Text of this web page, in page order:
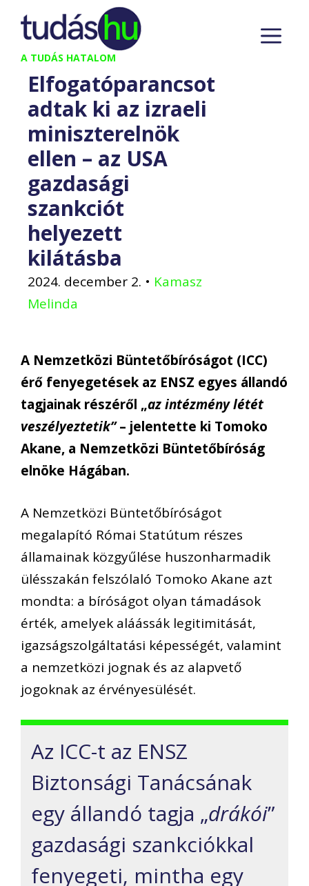
Kilépés
tartalomba
A TUDÁS HATALOM
Elfogatóparancsot
adtak ki az izraeli
miniszterelnök
ellen – az USA
gazdasági
szankciót
helyezett
kilátásba
2024. december 2. • Kamasz
Melinda
A Nemzetközi Büntetőbíróságot (ICC)
érő fenyegetések az ENSZ egyes állandó
tagjainak részéről „az intézmény létét
veszélyeztetik”– jelentette ki Tomoko
Akane, a Nemzetközi Büntetőbíróság
elnöke Hágában.
A Nemzetközi Büntetőbíróságot
megalapító Római Statútum részes
államainak közgyűlése huszonharmadik
ülésszakán felszólaló Tomoko Akane azt
mondta: a bíróságot olyan támadások
érték, amelyek aláássák legitimitását,
igazságszolgáltatási képességét, valamint
a nemzetközi jognak és az alapvető
jogoknak az érvényesülését.
Az ICC-t az ENSZ
Biztonsági Tanácsának
egy állandó tagja „drákói”
gazdasági szankciókkal
fenyegeti, mintha egy